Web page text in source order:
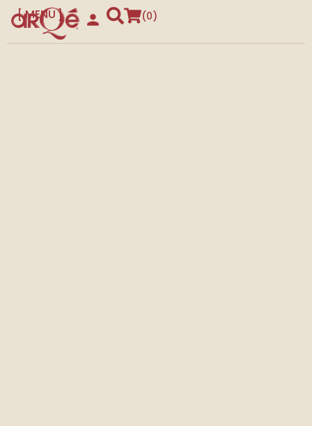
MENU
CLOSE
0